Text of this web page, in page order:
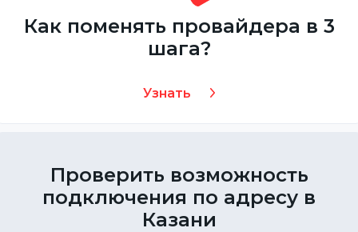
Как поменять провайдера в 3
шага?
Узнать
Проверить возможность
подключения по адресу в
Казани